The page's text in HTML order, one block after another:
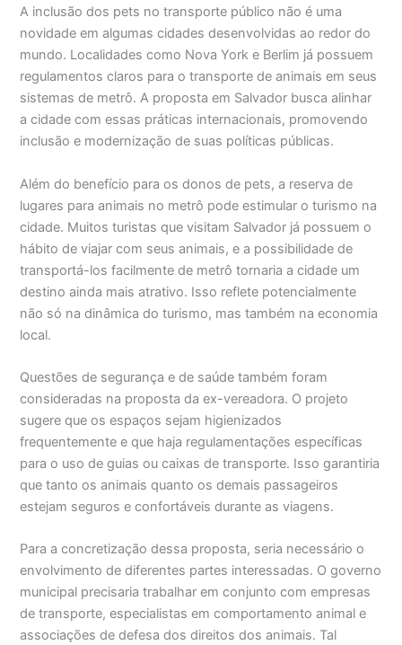
A inclusão dos pets no transporte público não é uma
novidade em algumas cidades desenvolvidas ao redor do
mundo. Localidades como Nova York e Berlim já possuem
regulamentos claros para o transporte de animais em seus
sistemas de metrô. A proposta em Salvador busca alinhar
a cidade com essas práticas internacionais, promovendo
inclusão e modernização de suas políticas públicas.
Além do benefício para os donos de pets, a reserva de
lugares para animais no metrô pode estimular o turismo na
cidade. Muitos turistas que visitam Salvador já possuem o
hábito de viajar com seus animais, e a possibilidade de
transportá-los facilmente de metrô tornaria a cidade um
destino ainda mais atrativo. Isso reflete potencialmente
não só na dinâmica do turismo, mas também na economia
local.
Questões de segurança e de saúde também foram
consideradas na proposta da ex-vereadora. O projeto
sugere que os espaços sejam higienizados
frequentemente e que haja regulamentações específicas
para o uso de guias ou caixas de transporte. Isso garantiria
que tanto os animais quanto os demais passageiros
estejam seguros e confortáveis durante as viagens.
Para a concretização dessa proposta, seria necessário o
envolvimento de diferentes partes interessadas. O governo
municipal precisaria trabalhar em conjunto com empresas
de transporte, especialistas em comportamento animal e
associações de defesa dos direitos dos animais. Tal